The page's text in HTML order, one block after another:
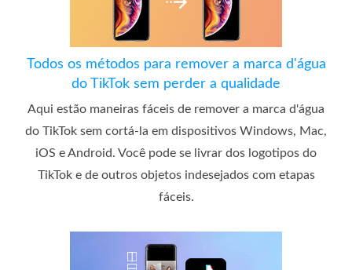
Todos os métodos para remover a marca d'água
do TikTok sem perder a qualidade
Aqui estão maneiras fáceis de remover a marca d'água
do TikTok sem cortá-la em dispositivos Windows, Mac,
iOS e Android. Você pode se livrar dos logotipos do
TikTok e de outros objetos indesejados com etapas
fáceis.